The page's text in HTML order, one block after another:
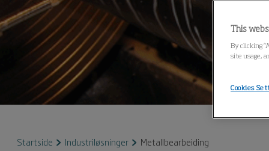
Startside Industriløsninger Metallbearbeiding
This
By clicking
site usage,
Cookies